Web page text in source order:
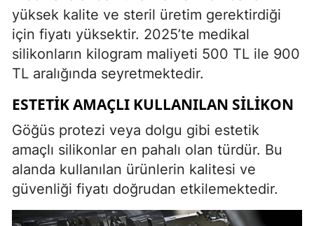
yüksek kalite ve steril üretim gerektirdiği
için fiyatı yüksektir. 2025’te medikal
silikonların kilogram maliyeti 500 TL ile 900
TL aralığında seyretmektedir.
ESTETIK AMAÇLI KULLANILAN SILIKON
Göğüs protezi veya dolgu gibi estetik
amaçlı silikonlar en pahalı olan türdür. Bu
alanda kullanılan ürünlerin kalitesi ve
güvenliği fiyatı doğrudan etkilemektedir.